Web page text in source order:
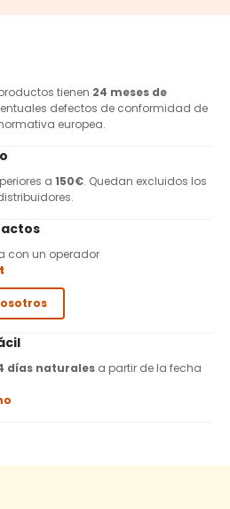
tienen 24 meses de
defectos de conformidad de
europea.
a 150€. Quedan excluidos los
con un operador
días naturales a partir de la fecha